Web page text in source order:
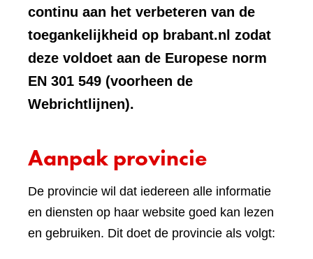
continu aan het verbeteren van de
toegankelijkheid op brabant.nl zodat
deze voldoet aan de Europese norm
EN 301 549 (voorheen de
Webrichtlijnen).
Aanpak provincie
De provincie wil dat iedereen alle informatie
en diensten op haar website goed kan lezen
en gebruiken. Dit doet de provincie als volgt: